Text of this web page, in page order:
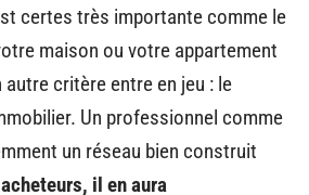
certes très importante comme le
maison ou votre appartement
critère entre en jeu : le
Un professionnel comme
un réseau bien construit
il en aura